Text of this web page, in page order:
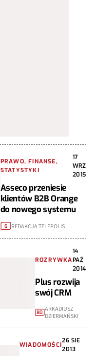
PRAWO, FINANSE,
STATYSTYKI
17
WRZ
2015
Asseco przeniesie
klientów B2B Orange
do nowego systemu
6 REDAKCJA TELEPOLIS
ROZRYWKA
14
PAŹ
2014
Plus rozwija
swój CRM
80 ARKADIUSZ
DZIERMAŃSKI
WIADOMOŚCI
26 SIE
2013